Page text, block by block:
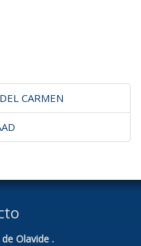
CARMEN
Olavide .